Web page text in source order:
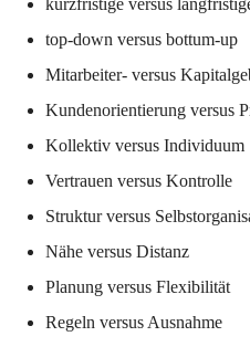
kurzfristige versus
top-down versus bottum-up
Mitarbeiter- versus
Kundenorientierung versus
Kollektiv versus Individuum
Vertrauen versus Kontrolle
Struktur versus
Nähe versus Distanz
Planung versus Flexibilität
Regeln versus Ausnahme